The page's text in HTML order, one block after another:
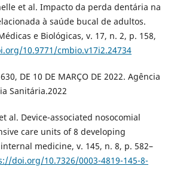
et al. Impacto da perda dentária na
à saúde bucal de adultos.
e Biológicas, v. 17, n. 2, p. 158,
10.9771/cmbio.v17i2.24734
630, DE 10 DE MARÇO DE 2022. Agência
Sanitária.2022
al. Device-associated nosocomial
care units of 8 developing
medicine, v. 145, n. 8, p. 582–
doi.org/10.7326/0003-4819-145-8-